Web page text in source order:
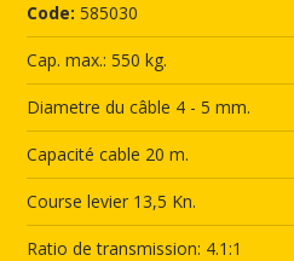
Code: 585030
Cap. max.: 550 kg.
Diametre du câble 4 - 5 mm.
Capacité cable 20 m.
Course levier 13,5 Kn.
Ratio de transmission: 4.1:1